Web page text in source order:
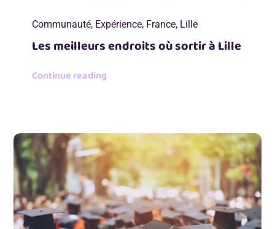
Communauté, Expérience, France, Lille
Les meilleurs endroits où sortir à Lille
Continue reading